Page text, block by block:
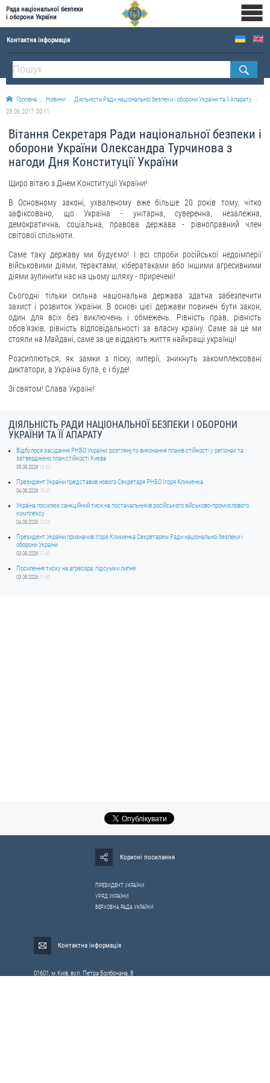
Рада національної безпеки
і оборони України
Контактна інформація
ПРО РНБОУ
Склад Ради національної безпеки і оборони України
Апарат Ради національної безпеки і оборони України
Історична довідка про діяльність Ради національної безпеки і оборони України
ОФІЦІЙНІ ДОКУМЕНТИ
ПРЕСЦЕНТР
Новини
Drone Deals
Відеогалерея
ЗВЕРНЕННЯ ГРОМАДЯН
Звернення громадян
Електронне звернення
ДОСТУП ДО ПУБЛІЧНОЇ ІНФОРМАЦІЇ
Питання запобігання корупції
Публічні закупівлі
Внутрішній аудит
ДЕРЖАВНИЙ РЕЄСТР САНКЦІЙ
Головна Новини
Діяльність Ради національної безпеки і оборони України та її Апарату
28.06.2017, 00:11
Вітання Секретаря Ради національної безпеки і
оборони України Олександра Турчинова з
нагоди Дня Конституції України
Щиро вітаю з Днем Конституції України!
В Основному законі, ухваленому вже більше 20 років тому, чітко
зафіксовано, що Україна - унітарна, суверенна, незалежна,
демократична, соціальна, правова держава - рівноправний член
світової спільноти.
Саме таку державу ми будуємо! І всі спроби російської недоімперії
військовими діями, терактами, кібератаками або іншими агресивними
діями зупинити нас на цьому шляху - приречені!
Сьогодні тільки сильна національна держава здатна забезпечити
захист і розвиток України. В основі цієї держави повинен бути закон,
один для всіх без виключень і обмежень. Рівність прав, рівність
обов'язків, рівність відповідальності за власну країну. Саме за це ми
стояли на Майдані, саме за це віддають життя найкращі українці!
Розсиплються, як замки з піску, імперії, зникнуть закомплексовані
диктатори, а Україна була, є і буде!
Зі святом! Слава Україні!
ДІЯЛЬНІСТЬ РАДИ НАЦІОНАЛЬНОЇ БЕЗПЕКИ І ОБОРОНИ
УКРАЇНИ ТА ЇЇ АПАРАТУ
Відбулося засідання РНБО України: розглянуто виконання планів стійкості у регіонах та
затверджено план стійкості Києва
05.08.2026 19:52
Президент України представив нового Секретаря РНБО Ігоря Клименка
04.08.2026 18:40
Україна посилює санкційний тиск на постачальників російського військово-промислового
комплексу
04.08.2026 10:06
Президент України призначив Ігоря Клименка Секретарем Ради національної безпеки і
оборони України
03.08.2026 17:40
Посилення тиску на агресора: підсумки липня
03.08.2026 11:50
Корисні посилання
ПРЕЗИДЕНТ УКРАЇНИ
УРЯД УКРАЇНИ
ВЕРХОВНА РАДА УКРАЇНИ
Контактна інформація
01601, м.Київ, вул. Петра Болбочана, 8